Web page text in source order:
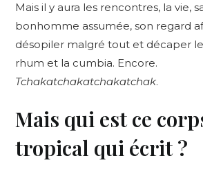
Mais il y aura les rencontres, la vie,
bonhomme assumée, son regard
désopiler malgré tout et décaper
rhum et la cumbia. Encore.
Tchakatchakatchakatchak.
Mais qui est ce
tropical qui écrit?